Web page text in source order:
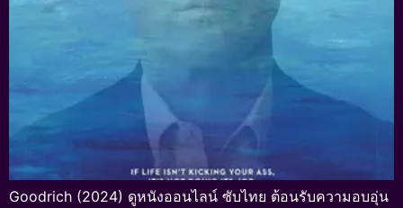
Goodrich (2024) ดูหนังออนไลน์ ซับไทย ต้อนรับความอบอุ่น